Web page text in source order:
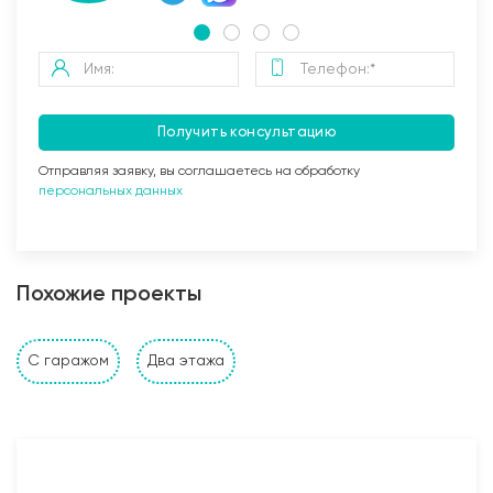
Стены и перегородки дома
1. Наружные и внутренние несущие стены выполнены
Получить консультацию
Отправляя заявку, вы соглашаетесь на обработку
персональных данных
Похожие проекты
С гаражом Два этажа